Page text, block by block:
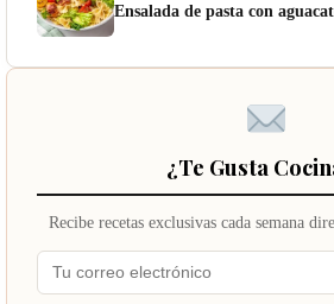
Ensalada de pasta con
¿Te Gusta
Recibe recetas exclusivas cada semana